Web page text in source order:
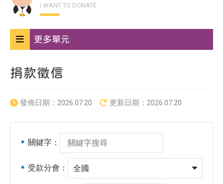
I WANT TO DONATE
更多單元
捐款徵信
發佈日期： 2026.07.20 更新日期： 2026.07.20
關鍵字：
受款分會：